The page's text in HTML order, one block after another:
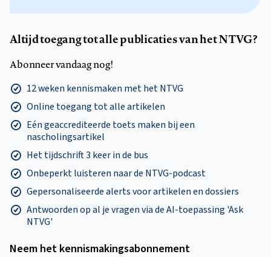
Altijd toegang tot alle publicaties van het NTVG?
Abonneer vandaag nog!
12 weken kennismaken met het NTVG
Online toegang tot alle artikelen
Eén geaccrediteerde toets maken bij een
nascholingsartikel
Het tijdschrift 3 keer in de bus
Onbeperkt luisteren naar de NTVG-podcast
Gepersonaliseerde alerts voor artikelen en dossiers
Antwoorden op al je vragen via de AI-toepassing 'Ask
NTVG'
Neem het kennismakings­abonnement